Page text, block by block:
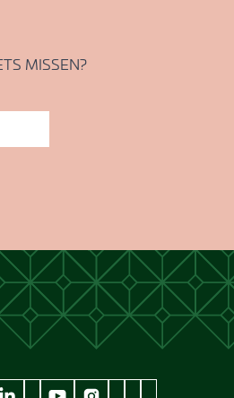
MISSEN?